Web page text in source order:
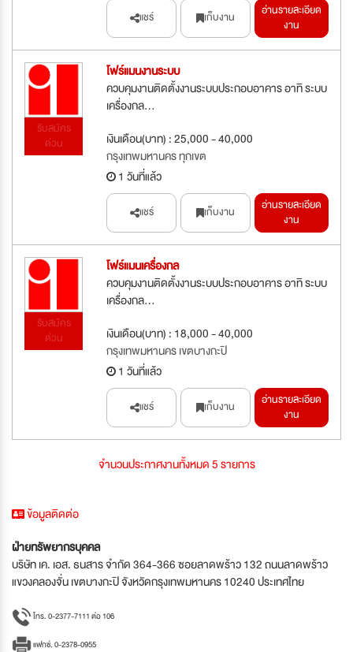
แชร์ เก็บงาน
อ่านรายละเอียด
งาน
รับสมัคร
ด่วน
โฟร์แมนงานระบบ
ควบคุมงานติดตั้งงานระบบประกอบอาคาร อาทิ ระบบ
เครื่องกล...
เงินเดือน(บาท) : 25,000 - 40,000
กรุงเทพมหานคร ทุกเขต
1 วันที่แล้ว
แชร์ เก็บงาน
อ่านรายละเอียด
งาน
รับสมัคร
ด่วน
โฟร์แมนเครื่องกล
ควบคุมงานติดตั้งงานระบบประกอบอาคาร อาทิ ระบบ
เครื่องกล...
เงินเดือน(บาท) : 18,000 - 40,000
กรุงเทพมหานคร เขตบางกะปิ
1 วันที่แล้ว
แชร์ เก็บงาน
อ่านรายละเอียด
งาน
จำนวนประกาศงานทั้งหมด 5 รายการ
ข้อมูลติดต่อ
ฝ่ายทรัพยากรบุคคล
บริษัท เค. เอส. ธนสาร จำกัด 364-366 ซอยลาดพร้าว 132 ถนนลาดพร้าว
แขวงคลองจั่น เขตบางกะปิ จังหวัดกรุงเทพมหานคร 10240 ประเทศไทย
โทร. 0-2377-7111 ต่อ 106
แฟกซ์. 0-2378-0955